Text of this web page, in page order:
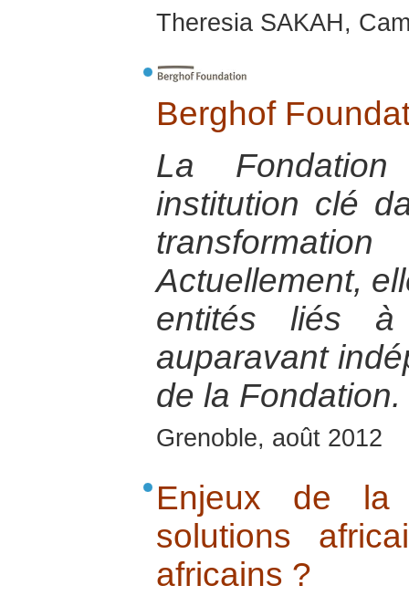
Theresia SAKAH,
Berghof
La
institution clé
Actuellement,
entités liés
auparavant
de la Fondation.
Grenoble, août 2012
Enjeux de
solutions
africains ?